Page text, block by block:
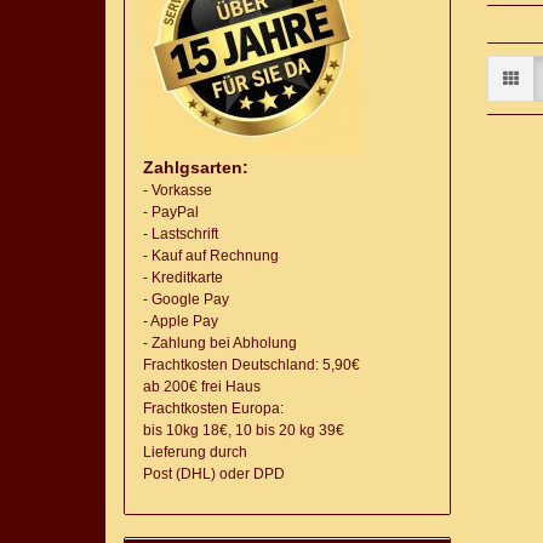
Zahlgsarten:
- Vorkasse
- PayPal
- Lastschrift
- Kauf auf Rechnung
- Kreditkarte
- Google Pay
- Apple Pay
- Zahlung bei Abholung
Frachtkosten Deutschland: 5,90€
ab 200€ frei Haus
Frachtkosten Europa:
bis 10kg 18€, 10 bis 20 kg 39€
Lieferung durch
Post (DHL) oder DPD